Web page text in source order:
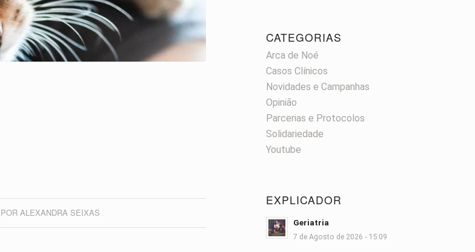
PORALEXANDRA SEIXAS
CATEGORIAS
Arca de Noé
Casos Clínicos
Novidades e Campanhas
Opinião
Parcerias e Protocolos
Solidariedade
Youtube
EXPLICADOR
Geriatria
7 de Agosto de 2026 - 15:09